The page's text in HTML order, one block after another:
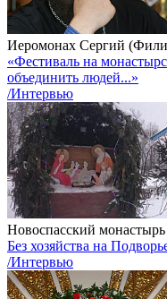
Иеромонах Сергий
«Фестиваль на
объединить людей...»
/Интервью
Новоспасский монастырь
Без хозяйства на
/Интервью